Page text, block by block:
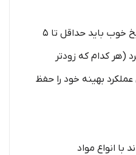
یک ضدیخ خوب باید حداقل تا 5
کارکرد (هر کدام که زودتر
بهینه خود را حفظ
با انواع مواد